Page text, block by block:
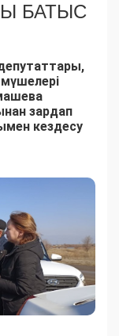
БАТЫС
зардап
кездесу